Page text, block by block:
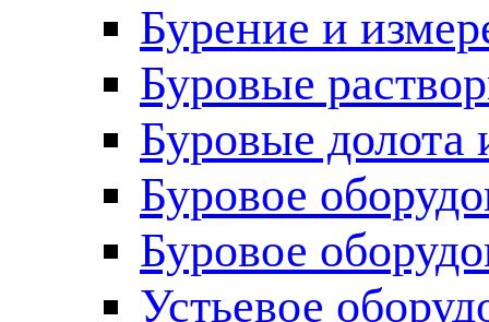
Бурение и
Буровые
Буровые долота
Буровое
Буровое
Устьевое